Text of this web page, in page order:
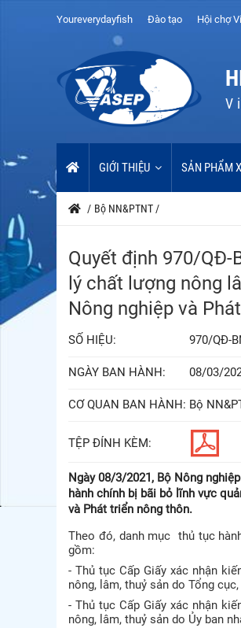
Youreverydayfish Đào tạo Hội chợ
GIỚI THIỆU SẢN PHẨM
/ Bộ NN&PTNT /
Quyết định 970/QĐ-
lý chất lượng nông
Nông nghiệp và
SỐ HIỆU: 970/QĐ-
NGÀY BAN HÀNH: 08/03/
CƠ QUAN BAN HÀNH: Bộ
TỆP ĐÍNH KÈM:
Ngày 08/3/2021, Bộ Nông
hành chính bị bãi bỏ lĩnh vực
và Phát triển nông thôn.
Theo đó, danh mục thủ tục
gồm:
- Thủ tục Cấp Giấy xác nhận
nông, lâm, thuỷ sản do Tổng
- Thủ tục Cấp Giấy xác nhận
nông, lâm, thuỷ sản do Ủy ban